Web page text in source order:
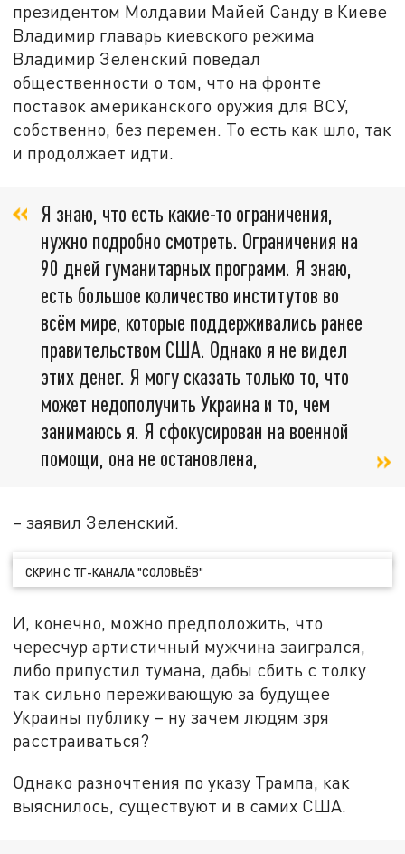
президентом Молдавии Майей Санду в Киеве
Владимир главарь киевского режима
Владимир Зеленский поведал
общественности о том, что на фронте
поставок американского оружия для ВСУ,
собственно, без перемен. То есть как шло, так
и продолжает идти.
Я знаю, что есть какие-то ограничения,
нужно подробно смотреть. Ограничения на
90 дней гуманитарных программ. Я знаю,
есть большое количество институтов во
всём мире, которые поддерживались ранее
правительством США. Однако я не видел
этих денег. Я могу сказать только то, что
может недополучить Украина и то, чем
занимаюсь я. Я сфокусирован на военной
помощи, она не остановлена,
– заявил Зеленский.
СКРИН С ТГ-КАНАЛА "СОЛОВЬЁВ"
И, конечно, можно предположить, что
чересчур артистичный мужчина заигрался,
либо припустил тумана, дабы сбить с толку
так сильно переживающую за будущее
Украины публику – ну зачем людям зря
расстраиваться?
Однако разночтения по указу Трампа, как
выяснилось, существуют и в самих США.